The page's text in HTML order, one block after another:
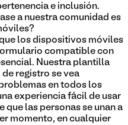
e inclusión.
a nuestra comunidad es
los dispositivos móviles
compatible con
Nuestra plantilla
registro se vea
en todos los
experiencia fácil de usar
que las personas se unan a
momento, en cualquier